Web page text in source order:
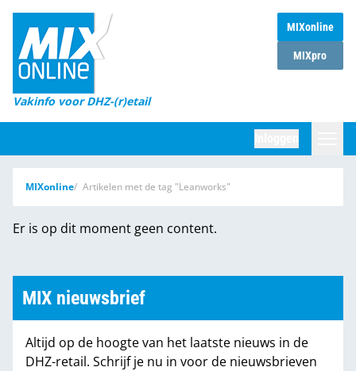
MIXonline
MIXpro
Vakinfo voor DHZ-(r)etail
Home
Magazines
DHZ Sessie
Marktcijfers
Word abonnee
MIXonline Artikelen met de tag "Leanworks"
Er is op dit moment geen content.
MIX nieuwsbrief
Altijd op de hoogte van het laatste nieuws in de
DHZ-retail. Schrijf je nu in voor de nieuwsbrieven